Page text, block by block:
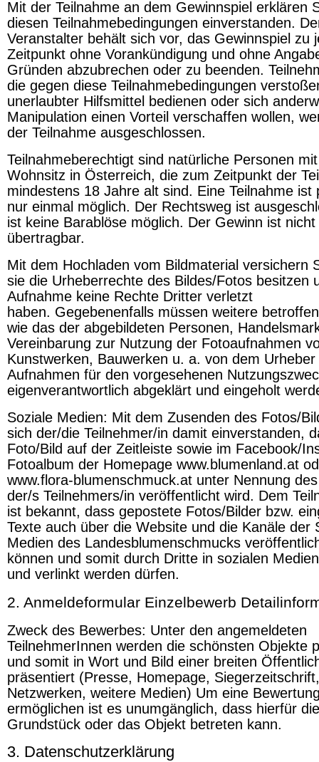
Mit der Teilnahme an dem Gewinnspiel erklären
diesen Teilnahmebedingungen einverstanden.
Veranstalter behält sich vor, das Gewinnspiel zu
Zeitpunkt ohne Vorankündigung und ohne
Gründen abzubrechen oder zu beenden.
die gegen diese Teilnahmebedingungen
unerlaubter Hilfsmittel bedienen oder sich
Manipulation einen Vorteil verschaffen wollen,
der Teilnahme ausgeschlossen.
Teilnahmeberechtigt sind natürliche Personen
Wohnsitz in Österreich, die zum Zeitpunkt der
mindestens 18 Jahre alt sind. Eine Teilnahme ist
nur einmal möglich. Der Rechtsweg ist
ist keine Barablöse möglich. Der Gewinn ist
übertragbar.
Mit dem Hochladen vom Bildmaterial versichern
sie die Urheberrechte des Bildes/Fotos besitzen
Aufnahme keine Rechte Dritter verletzt
haben. Gegebenenfalls müssen weitere
wie das der abgebildeten Personen,
Vereinbarung zur Nutzung der Fotoaufnahmen
Kunstwerken, Bauwerken u. a. von dem Urheber
Aufnahmen für den vorgesehenen
eigenverantwortlich abgeklärt und eingeholt
Soziale Medien: Mit dem Zusenden des Fotos/
sich der/die Teilnehmer/in damit einverstanden,
Foto/Bild auf der Zeitleiste sowie im Facebook/
Fotoalbum der Homepage www.blumenland.at
www.flora-blumenschmuck.at unter Nennung
der/s Teilnehmers/in veröffentlicht wird. Dem
ist bekannt, dass gepostete Fotos/Bilder bzw.
Texte auch über die Website und die Kanäle der
Medien des Landesblumenschmucks
können und somit durch Dritte in sozialen
und verlinkt werden dürfen.
2. Anmeldeformular Einzelbewerb
Zweck des Bewerbes: Unter den angemeldeten
TeilnehmerInnen werden die schönsten Objekte
und somit in Wort und Bild einer breiten
präsentiert (Presse, Homepage,
Netzwerken, weitere Medien) Um eine
ermöglichen ist es unumgänglich, dass hierfür
Grundstück oder das Objekt betreten kann.
3. Datenschutzerklärung